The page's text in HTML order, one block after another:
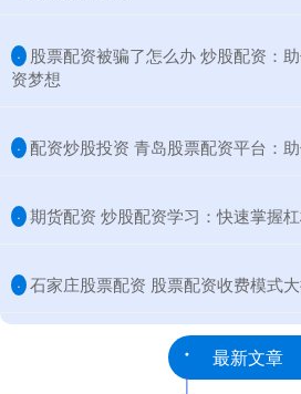
· 股票配资被骗了怎么办 炒股配资：
资梦想
· 配资炒股投资 青岛股票配资平台：
· 期货配资 炒股配资学习：快速掌握
· 石家庄股票配资 股票配资收费模式
最新文章